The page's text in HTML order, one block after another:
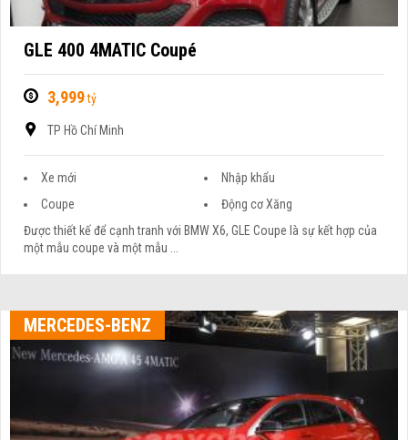
GLE 400 4MATIC Coupé
3,999tỷ
TP Hồ Chí Minh
Xe mới
Nhập khẩu
Coupe
Động cơ Xăng
Được thiết kế để cạnh tranh với BMW X6, GLE Coupe là sự kết hợp của
một mẫu coupe và một mẫu ...
MERCEDES-BENZ